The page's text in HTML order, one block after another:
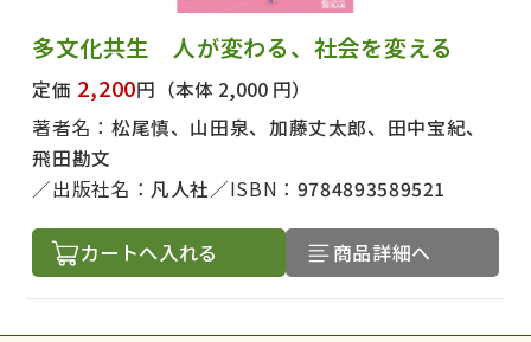
多文化共生 人が変わる、社会を変える
定価 2,200円 （本体 2,000 円）
著者名： 松尾慎、山田泉、加藤丈太郎、田中宝紀、
飛田勘文
出版社名： 凡人社 ISBN： 9784893589521
カートへ入れる 商品詳細へ